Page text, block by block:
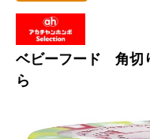
ベビーフード 角切
ら